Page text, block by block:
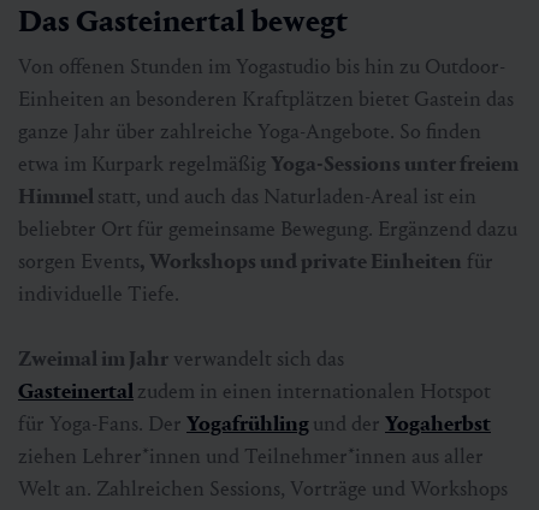
Das Gasteinertal bewegt
Von offenen Stunden im Yogastudio bis hin zu Outdoor-
Einheiten an besonderen Kraftplätzen bietet Gastein das
ganze Jahr über zahlreiche Yoga-Angebote. So finden
etwa im Kurpark regelmäßig Yoga-Sessions unter freiem
Himmel statt, und auch das Naturladen-Areal ist ein
beliebter Ort für gemeinsame Bewegung. Ergänzend dazu
sorgen Events, Workshops und private Einheiten für
individuelle Tiefe.
Zweimal im Jahr verwandelt sich das
Gasteinertalzudem in einen internationalen Hotspot
für Yoga-Fans. Der Yogafrühlingund der Yogaherbst
ziehen Lehrer*innen und Teilnehmer*innen aus aller
Welt an. Zahlreichen Sessions, Vorträge und Workshops